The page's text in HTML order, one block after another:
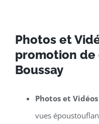
Photos et
promotion
Boussay
Photos et
vues